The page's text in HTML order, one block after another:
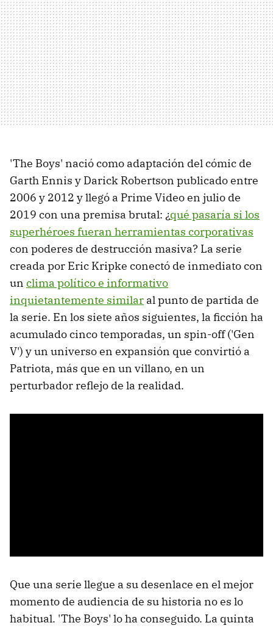
'The Boys' nació como adaptación del cómic de
Garth Ennis y Darick Robertson publicado entre
2006 y 2012 y llegó a Prime Video en julio de
2019 con una premisa brutal: ¿qué pasaría si los
superhéroes fueran herramientas corporativas
con poderes de destrucción masiva? La serie
creada por Eric Kripke conectó de inmediato con
un clima político e informativo
inquietantemente similar al punto de partida de
la serie. En los siete años siguientes, la ficción ha
acumulado cinco temporadas, un spin-off ('Gen
V') y un universo en expansión que convirtió a
Patriota, más que en un villano, en un
perturbador reflejo de la realidad.
Que una serie llegue a su desenlace en el mejor
momento de audiencia de su historia no es lo
habitual. 'The Boys' lo ha conseguido. La quinta